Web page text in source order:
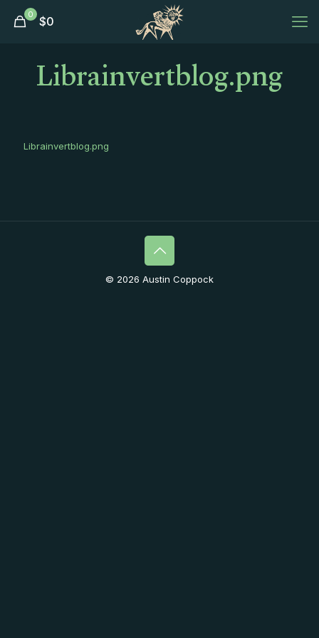
0 $0
Librainvertblog.png
Librainvertblog.png
© 2026 Austin Coppock